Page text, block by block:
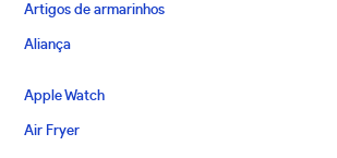
Artigos de armarinhos
Aliança
Apple Watch
Air Fryer